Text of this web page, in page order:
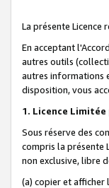
La présente
En acceptant
autres outils
autres informations
disposition, vous
1. Licence Limitée
Sous réserve des
compris la présente
non exclusive, libre
(a) copier et afficher